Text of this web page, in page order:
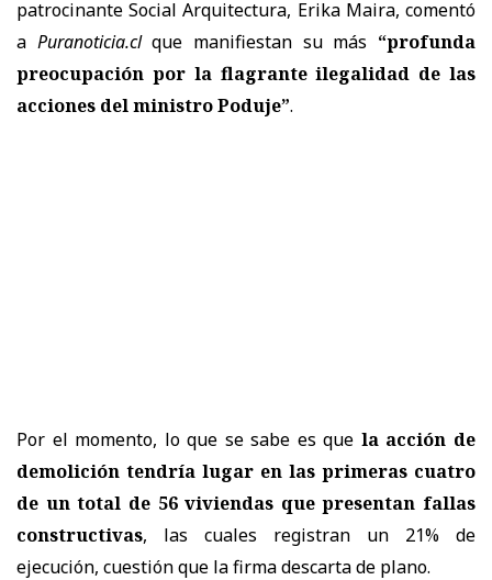
patrocinante Social Arquitectura, Erika Maira, comentó
a Puranoticia.clque manifiestan su más “profunda
preocupación por la flagrante ilegalidad de las
acciones del ministro Poduje”.
Por el momento, lo que se sabe es que la acción de
demolición tendría lugar en las primeras cuatro
de un total de 56 viviendas que presentan fallas
constructivas, las cuales registran un 21% de
ejecución, cuestión que la firma descarta de plano.